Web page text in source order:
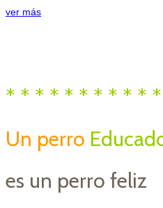
ver más
* * * * * * * * * *
Un perro
es un perro feliz